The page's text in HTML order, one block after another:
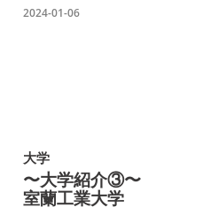
2024-01-06
大学
〜大学紹介③〜
室蘭工業大学